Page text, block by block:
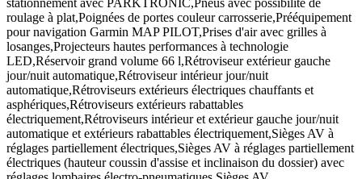
roulage à plat,Poignées de portes couleur carrosserie,Prééquipement
pour navigation Garmin MAP PILOT,Prises d'air avec grilles à
losanges,Projecteurs hautes performances à technologie
LED,Réservoir grand volume 66 l,Rétroviseur extérieur gauche
jour/nuit automatique,Rétroviseur intérieur jour/nuit
automatique,Rétroviseurs extérieurs électriques chauffants et
asphériques,Rétroviseurs extérieurs rabattables
électriquement,Rétroviseurs intérieur et extérieur gauche jour/nuit
automatique et extérieurs rabattables électriquement,Sièges AV à
réglages partiellement électriques,Sièges AV à réglages partiellement
électriques (hauteur coussin d'assise et inclinaison du dossier) avec